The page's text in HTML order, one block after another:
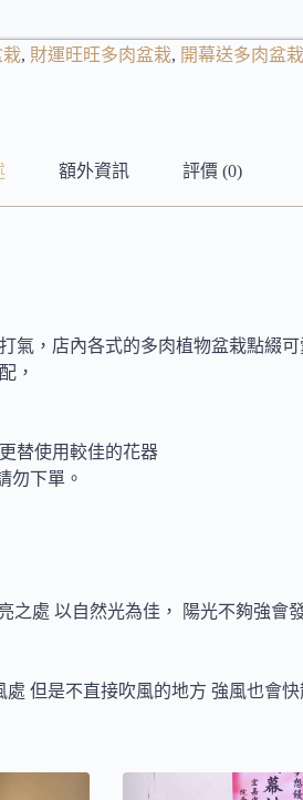
栽, 財運旺旺多肉盆栽, 開幕送多肉盆栽
額外資訊 評價 (0)
，店內各式的多肉植物盆栽點綴
，
替使用較佳的花器
勿下單。
之處 以自然光為佳， 陽光不夠強會
但是不直接吹風的地方 強風也會